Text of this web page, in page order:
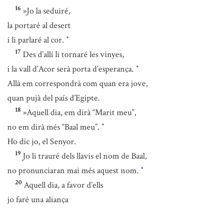
16 »Jo la seduiré,
la portaré al desert
i li parlaré al cor. *
17 Des d’allí li tornaré les vinyes,
i la vall d’Acor serà porta d’esperança. *
Allà em correspondrà com quan era jove,
quan pujà del país d’Egipte.
18 »Aquell dia, em dirà “Marit meu”,
no em dirà més “Baal meu”. *
Ho dic jo, el Senyor.
19 Jo li trauré dels llavis el nom de Baal,
no pronunciaran mai més aquest nom. *
20 Aquell dia, a favor d’ells
jo faré una aliança